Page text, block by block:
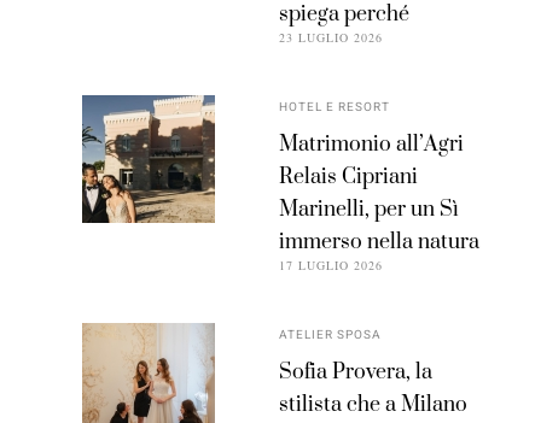
spiega perché
23 LUGLIO 2026
HOTEL E RESORT
Matrimonio all’Agri
Relais Cipriani
Marinelli, per un Sì
immerso nella natura
17 LUGLIO 2026
ATELIER SPOSA
Sofia Provera, la
stilista che a Milano